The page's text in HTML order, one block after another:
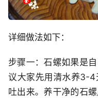
详细做法如下：
步骤一：石螺如果是
议大家先用清水养3-4
吐出来。养干净的石